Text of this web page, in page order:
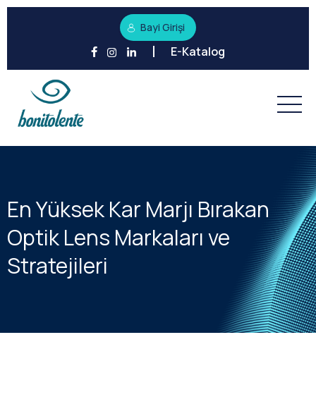
Bayi Girişi
E-Katalog
En Yüksek Kar Marjı Bırakan
Optik Lens Markaları ve
Stratejileri